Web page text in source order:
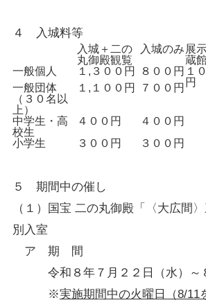
４ 入城料等
入城＋二の
丸御殿観覧
入城のみ 展
蔵
一般個人
１,３００円 ８００円 １
円
一般団体
（３０名以
上）
１,１００円 ７００円
中学生・高
校生
４００円
４００円
小学生
３００円 ３００円
５ 期間中の催し
（１）国宝 二の丸御殿「〈大広間
別入室
ア 期 間
令和８年７月２２日（水）～
※実施期間中の火曜日（8/11